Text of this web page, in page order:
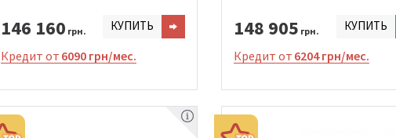
146 160 грн. КУПИТЬ
Кредит от 6090 грн/мес.
148 905 грн. КУПИТЬ
Кредит от 6204 грн/мес.